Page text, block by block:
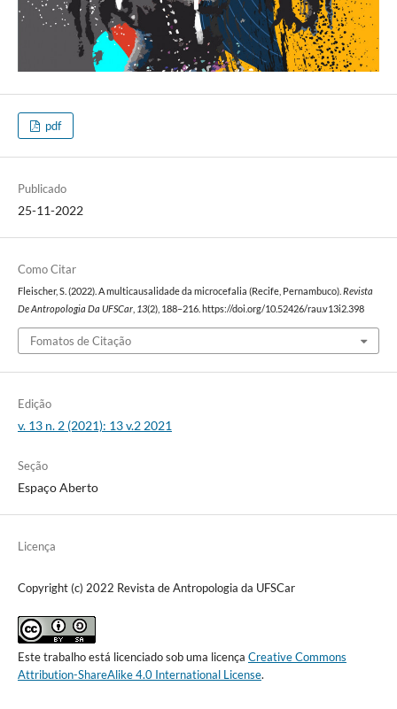
pdf
Publicado
25-11-2022
Como Citar
Fleischer, S. (2022). A multicausalidade da microcefalia (Recife, Pernambuco). Revista
De Antropologia Da UFSCar, 13(2), 188–216. https://doi.org/10.52426/rau.v13i2.398
Fomatos de Citação
Edição
v. 13 n. 2 (2021): 13 v.2 2021
Seção
Espaço Aberto
Licença
Copyright (c) 2022 Revista de Antropologia da UFSCar
Este trabalho está licenciado sob uma licença Creative Commons
Attribution-ShareAlike 4.0 International License.